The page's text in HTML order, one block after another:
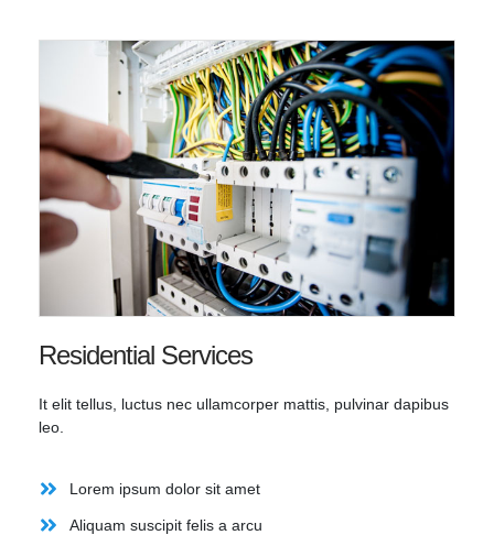
Residential Services
It elit tellus, luctus nec ullamcorper mattis, pulvinar dapibus
leo.
Lorem ipsum dolor sit amet
Aliquam suscipit felis a arcu